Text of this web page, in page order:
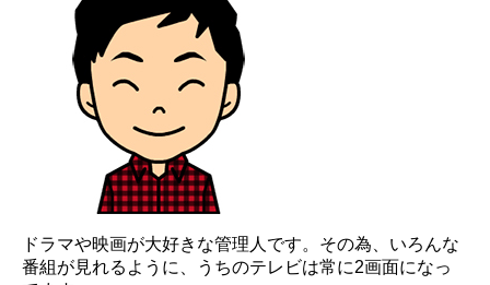
ドラマや映画が大好きな管理人です。その為、いろんな
番組が見れるように、うちのテレビは常に2画面になっ